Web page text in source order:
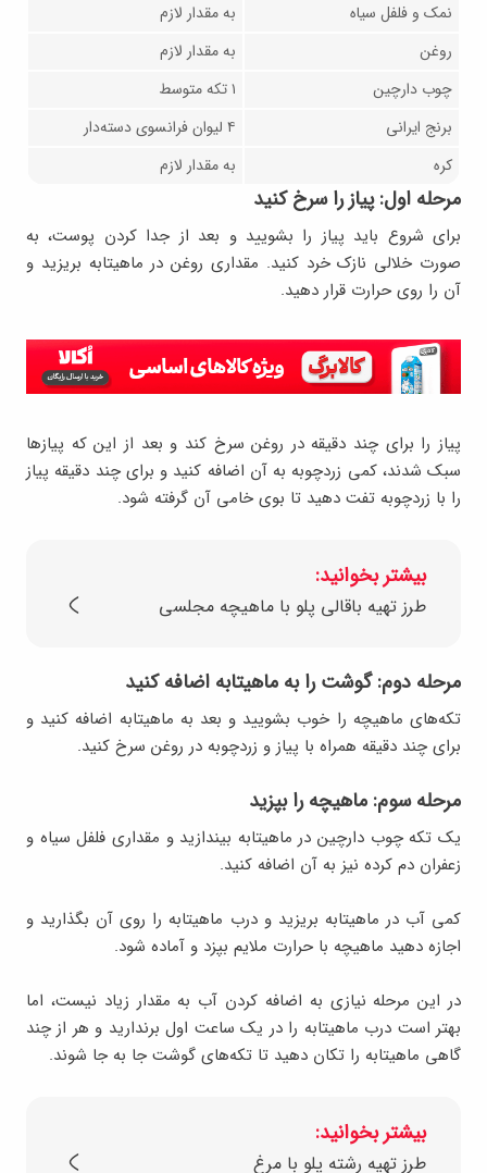
نمک و فلفل سیاه
به مقدار لازم
روغن
به مقدار لازم
چوب دارچین
۱ تکه متوسط
برنج ایرانی
۴ لیوان فرانسوی دسته‌دار
کره
به مقدار لازم
مرحله اول: پیاز را سرخ کنید
برای شروع باید پیاز را بشویید و بعد از جدا کردن پوست، به
صورت خلالی نازک خرد کنید. مقداری روغن در ماهیتابه بریزید و
آن را روی حرارت قرار دهید.
پیاز را برای چند دقیقه در روغن سرخ کند و بعد از این که پیازها
سبک شدند، کمی زردچوبه به آن اضافه کنید و برای چند دقیقه پیاز
را با زردچوبه تفت دهید تا بوی خامی آن گرفته شود.
بیشتر بخوانید:
طرز تهیه باقالی پلو با ماهیچه مجلسی
مرحله دوم: گوشت را به ماهیتابه اضافه کنید
تکه‌های ماهیچه را خوب بشویید و بعد به ماهیتابه اضافه کنید و
برای چند دقیقه همراه با پیاز و زردچوبه در روغن سرخ کنید.
مرحله سوم: ماهیچه را بپزید
یک تکه چوب دارچین در ماهیتابه بیندازید و مقداری فلفل سیاه و
زعفران دم کرده نیز به آن اضافه کنید.
کمی آب در ماهیتابه بریزید و درب ماهیتابه را روی آن بگذارید و
اجازه دهید ماهیچه با حرارت ملایم بپزد و آماده شود.
در این مرحله نیازی به اضافه کردن آب به مقدار زیاد نیست، اما
بهتر است درب ماهیتابه را در یک ساعت اول برندارید و هر از چند
گاهی ماهیتابه را تکان دهید تا تکه‌های گوشت جا به جا شوند.
بیشتر بخوانید:
طرز تهیه رشته پلو با مرغ